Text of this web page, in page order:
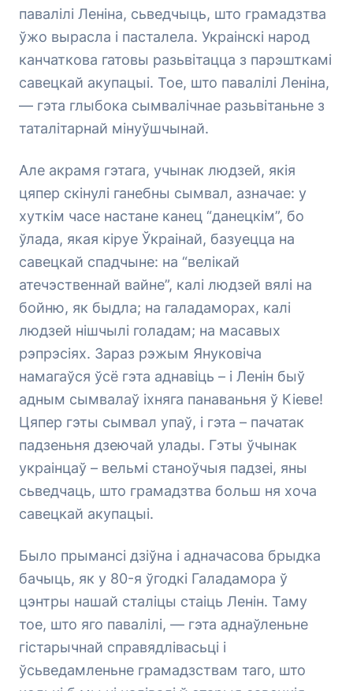
павалілі Леніна, сьведчыць, што грамадзтва
ўжо вырасла і пасталела. Украінскі народ
канчаткова гатовы разьвітацца з парэшткамі
савецкай акупацыі. Тое, што павалілі Леніна,
— гэта глыбока сымвалічнае разьвітаньне з
таталітарнай мінуўшчынай.
Але акрамя гэтага, учынак людзей, якія
цяпер скінулі ганебны сымвал, азначае: у
хуткім часе настане канец “данецкім”, бо
ўлада, якая кіруе Ўкраінай, базуецца на
савецкай спадчыне: на “велікай
атечэственнай вайне”, калі людзей вялі на
бойню, як быдла; на галадаморах, калі
людзей нішчылі голадам; на масавых
рэпрэсіях. Зараз рэжым Януковіча
намагаўся ўсё гэта аднавіць – і Ленін быў
адным сымвалаў іхняга панаваньня ў Кіеве!
Цяпер гэты сымвал упаў, і гэта – пачатак
падзеньня дзеючай улады. Гэты ўчынак
украінцаў – вельмі станоўчыя падзеі, яны
сьведчаць, што грамадзтва больш ня хоча
савецкай акупацыі.
Было прымансі дзіўна і адначасова брыдка
бачыць, як у 80-я ўгодкі Галадамора ў
цэнтры нашай сталіцы стаіць Ленін. Таму
тое, што яго павалілі, — гэта аднаўленьне
гістарычнай справядлівасьці і
ўсьведамленьне грамадзствам таго, што